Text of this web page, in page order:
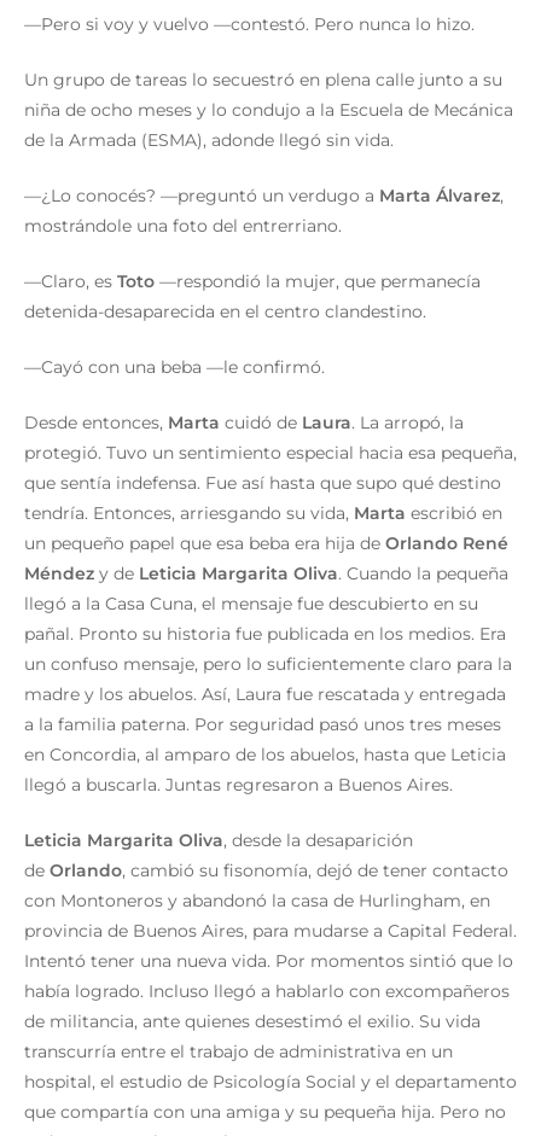
—Pero si voy y vuelvo —contestó. Pero nunca lo hizo.
Un grupo de tareas lo secuestró en plena calle junto a su
niña de ocho meses y lo condujo a la Escuela de Mecánica
de la Armada (ESMA), adonde llegó sin vida.
—¿Lo conocés? —preguntó un verdugo a Marta Álvarez,
mostrándole una foto del entrerriano.
—Claro, es Toto —respondió la mujer, que permanecía
detenida-desaparecida en el centro clandestino.
—Cayó con una beba —le confirmó.
Desde entonces, Marta cuidó de Laura. La arropó, la
protegió. Tuvo un sentimiento especial hacia esa pequeña,
que sentía indefensa. Fue así hasta que supo qué destino
tendría. Entonces, arriesgando su vida, Marta escribió en
un pequeño papel que esa beba era hija de Orlando René
Méndez y de Leticia Margarita Oliva. Cuando la pequeña
llegó a la Casa Cuna, el mensaje fue descubierto en su
pañal. Pronto su historia fue publicada en los medios. Era
un confuso mensaje, pero lo suficientemente claro para la
madre y los abuelos. Así, Laura fue rescatada y entregada
a la familia paterna. Por seguridad pasó unos tres meses
en Concordia, al amparo de los abuelos, hasta que Leticia
llegó a buscarla. Juntas regresaron a Buenos Aires.
Leticia Margarita Oliva, desde la desaparición
de Orlando, cambió su fisonomía, dejó de tener contacto
con Montoneros y abandonó la casa de Hurlingham, en
provincia de Buenos Aires, para mudarse a Capital Federal.
Intentó tener una nueva vida. Por momentos sintió que lo
había logrado. Incluso llegó a hablarlo con excompañeros
de militancia, ante quienes desestimó el exilio. Su vida
transcurría entre el trabajo de administrativa en un
hospital, el estudio de Psicología Social y el departamento
que compartía con una amiga y su pequeña hija. Pero no